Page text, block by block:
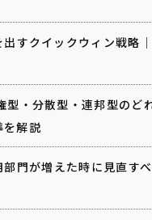
すクイックウィン戦略
型・分散型・連邦型のど
を解説
門が増えた時に見直す